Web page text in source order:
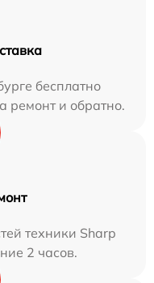
бесплатно
ремонт и обратно.
техники Sharp
2 часов.